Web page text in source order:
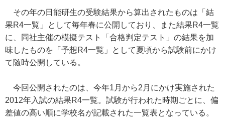
その年の日能研生の受験結果から算出されたものは「結
果R4一覧」として毎年春に公開しており、また結果R4一覧
に、同社主催の模擬テスト「合格判定テスト」の結果を加
味したものを「予想R4一覧」として夏頃から試験前にかけ
て随時公開している。
今回公開されたのは、今年1月から2月にかけ実施された
2012年入試の結果R4一覧。試験が行われた時期ごとに、偏
差値の高い順に学校名が記載された一覧表となっている。